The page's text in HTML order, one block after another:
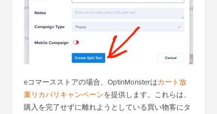
eコマースストアの場合、OptinMonsterはカート放
棄リカバリキャンペーンを提供します。これらは、
購入を完了せずに離れようとしている買い物客にタ